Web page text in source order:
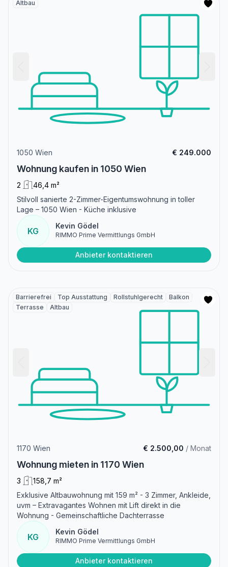
Altbau
1050 Wien € 249.000
Wohnung kaufen in 1050 Wien
2
46,4 m²
Stilvoll sanierte 2-Zimmer-Eigentumswohnung in toller
Lage – 1050 Wien - Küche inklusive
KG
Kevin Gödel
RIMMO Prime Vermittlungs GmbH
Anbieter kontaktieren
Barrierefrei Top Ausstattung Rollstuhlgerecht
Balkon
Terrasse
Altbau
1170 Wien € 2.500,00 / Monat
Wohnung mieten in 1170 Wien
3
158,7 m²
Exklusive Altbauwohnung mit 159 m² - 3 Zimmer, Ankleide,
uvm – Extravagantes Wohnen mit Lift direkt in die
Wohnung - Gemeinschaftliche Dachterrasse
KG
Kevin Gödel
RIMMO Prime Vermittlungs GmbH
Anbieter kontaktieren